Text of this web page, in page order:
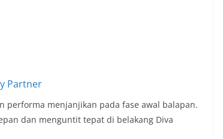
performa menjanjikan pada fase awal balapan.
dan menguntit tepat di belakang Diva